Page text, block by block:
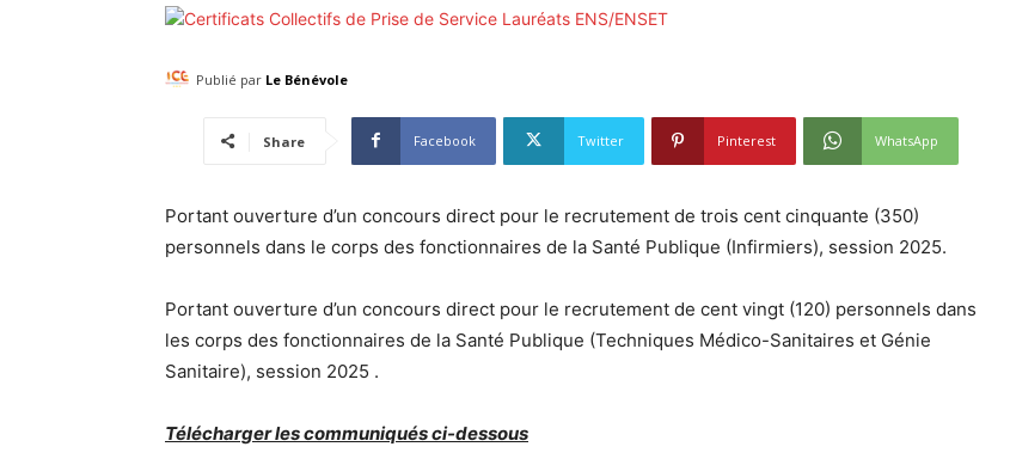
Publié par Le Bénévole
Share Facebook Twitter Pinterest WhatsApp
Portant ouverture d’un concours direct pour le recrutement de trois cent cinquante (350)
personnels dans le corps des fonctionnaires de la Santé Publique (Infirmiers), session 2025.
Portant ouverture d’un concours direct pour le recrutement de cent vingt (120) personnels dans
les corps des fonctionnaires de la Santé Publique (Techniques Médico-Sanitaires et Génie
Sanitaire), session 2025 .
Télécharger les communiqués ci-dessous